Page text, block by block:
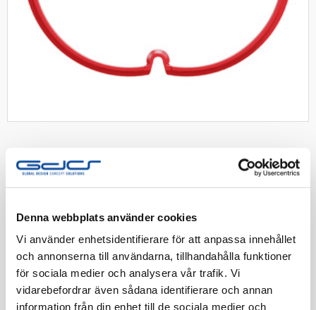
Denna webbplats använder cookies
Vi använder enhetsidentifierare för att anpassa innehållet
och annonserna till användarna, tillhandahålla funktioner
för sociala medier och analysera vår trafik. Vi
vidarebefordrar även sådana identifierare och annan
information från din enhet till de sociala medier och
app.dosa
Förhöjningsring 6mm för 1½ dosa.
Artnr:
1420397